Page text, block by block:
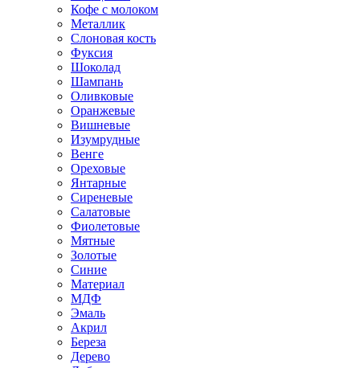
Кофе с молоком
Металлик
Слоновая кость
Фуксия
Шоколад
Шампань
Оливковые
Оранжевые
Вишневые
Изумрудные
Венге
Ореховые
Янтарные
Сиреневые
Салатовые
Фиолетовые
Мятные
Золотые
Синие
Материал
МДФ
Эмаль
Акрил
Береза
Дерево